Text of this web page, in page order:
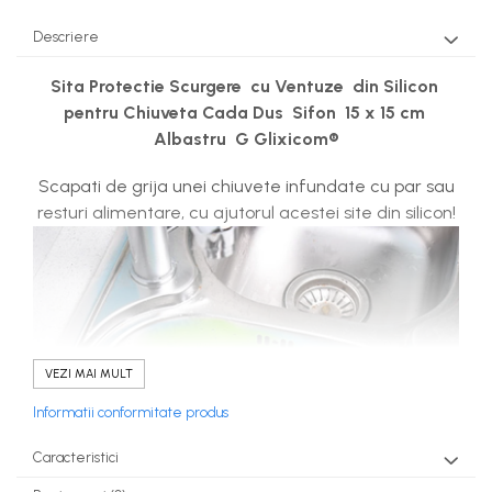
Sport & Articole Outdoor
Fitness & Body Building
Ingrijire si Protectie Personala
Camping si Drumetii
Auto & Moto
Iluminare LED
Suport si Docking Auto
Incarcatoare Auto
Folii Auto & Tunning
Odorizante/Accesorii Auto
Scule Auto
Descriere
Sita Protectie Scurgere cu Ventuze din Silicon
pentru Chiuveta Cada Dus Sifon 15 x 15 cm
Albastru G Glixicom®
Scapati de grija unei chiuvete infundate cu par sau
resturi alimentare, cu ajutorul acestei site din silicon!
VEZI MAI MULT
Informatii conformitate produs
Caracteristici